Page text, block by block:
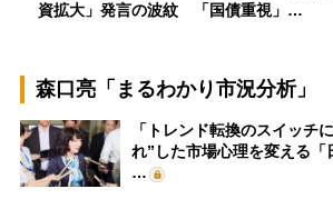
資拡大」発言の波紋 「国債重視」…
森口亮「まるわかり市況分析」
「トレンド転換のスイッチ
れ”した市場心理を変える「
…